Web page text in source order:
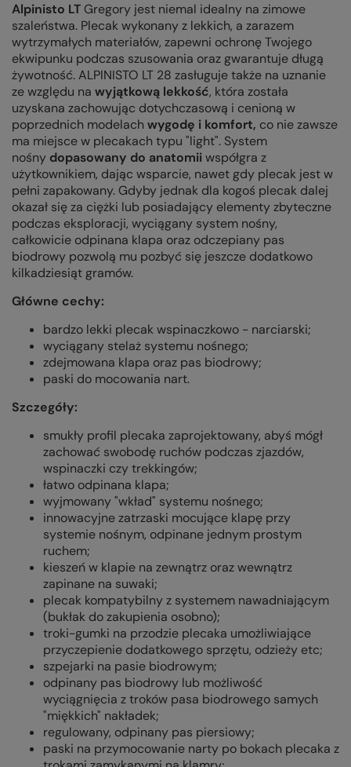
Alpinisto LT Gregory jest niemal idealny na zimowe
szaleństwa. Plecak wykonany z lekkich, a zarazem
wytrzymałych materiałów, zapewni ochronę Twojego
ekwipunku podczas szusowania oraz gwarantuje długą
żywotność. ALPINISTO LT 28 zasługuje także na uznanie
ze względu na wyjątkową lekkość, która została
uzyskana zachowując dotychczasową i cenioną w
poprzednich modelach wygodę i komfort, co nie zawsze
ma miejsce w plecakach typu "light". System
nośny dopasowany do anatomiiwspółgra z
użytkownikiem, dając wsparcie, nawet gdy plecak jest w
pełni zapakowany. Gdyby jednak dla kogoś plecak dalej
okazał się za ciężki lub posiadający elementy zbyteczne
podczas eksploracji, wyciągany system nośny,
całkowicie odpinana klapa oraz odczepiany pas
biodrowy pozwolą mu pozbyć się jeszcze dodatkowo
kilkadziesiąt gramów.
Główne cechy:
bardzo lekki plecak wspinaczkowo - narciarski;
wyciągany stelaż systemu nośnego;
zdejmowana klapa oraz pas biodrowy;
paski do mocowania nart.
Szczegóły:
smukły profil plecaka zaprojektowany, abyś mógł
zachować swobodę ruchów podczas zjazdów,
wspinaczki czy trekkingów;
łatwo odpinana klapa;
wyjmowany "wkład" systemu nośnego;
innowacyjne zatrzaski mocujące klapę przy
systemie nośnym, odpinane jednym prostym
ruchem;
kieszeń w klapie na zewnątrz oraz wewnątrz
zapinane na suwaki;
plecak kompatybilny z systemem nawadniającym
(bukłak do zakupienia osobno);
troki-gumki na przodzie plecaka umożliwiające
przyczepienie dodatkowego sprzętu, odzieży etc;
szpejarki na pasie biodrowym;
odpinany pas biodrowy lub możliwość
wyciągnięcia z troków pasa biodrowego samych
"miękkich" nakładek;
regulowany, odpinany pas piersiowy;
paski na przymocowanie narty po bokach plecaka z